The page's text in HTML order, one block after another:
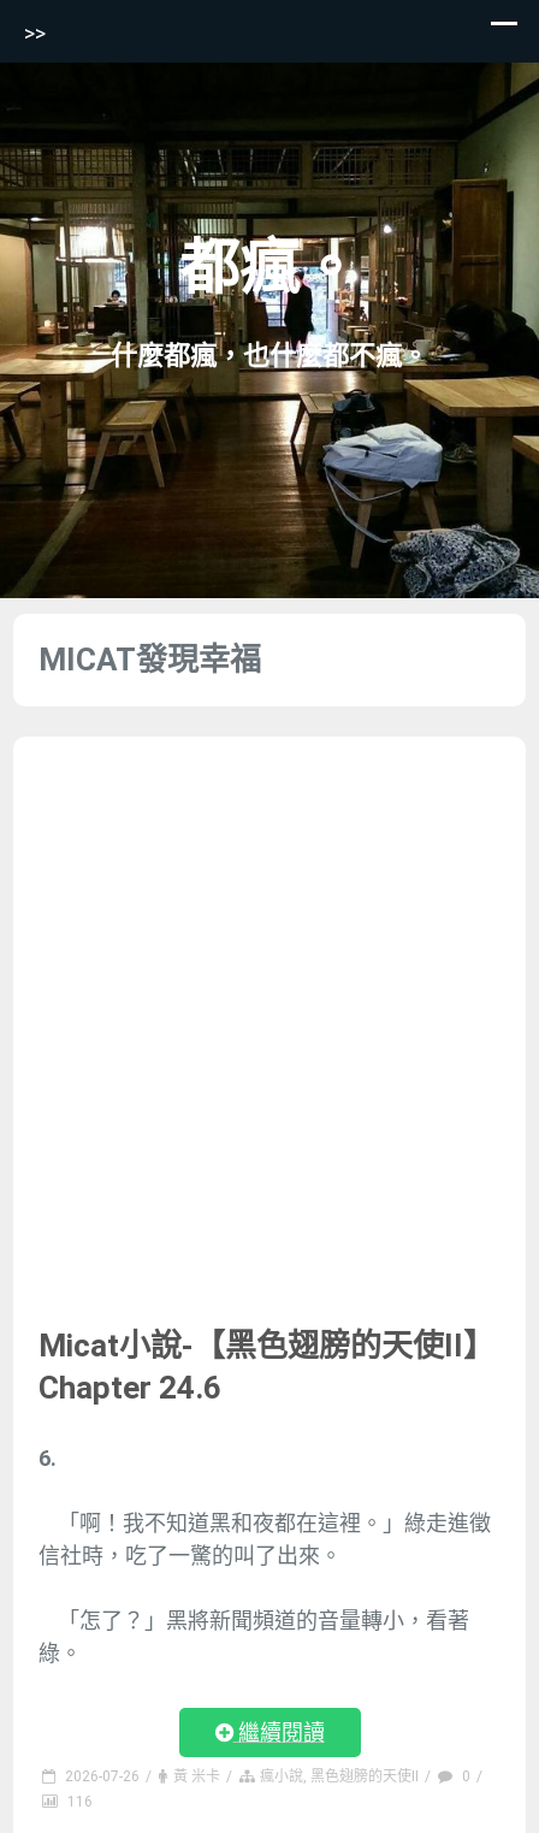
to
content
>>
都瘋。
什麼都瘋，也什麼都不瘋。
MICAT發現幸福
Micat小說-【黑色翅膀的天使II】
Chapter 24.6
6.
「啊！我不知道黑和夜都在這裡。」綠走進徵
信社時，吃了一驚的叫了出來。
「怎了？」黑將新聞頻道的音量轉小，看著
綠。
繼續閱讀
2026-07-26 / 黃 米卡 / 瘋小說, 黑色翅膀的天使II / 0 /
116